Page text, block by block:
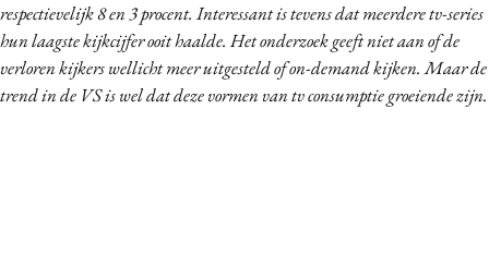
Design
Digital transformation
Diversiteit
respectievelijk 8 en 3 procent. Interessant is tevens dat meerdere tv-series
hun laagste kijkcijfer ooit haalde. Het onderzoek geeft niet aan of de
verloren kijkers wellicht meer uitgesteld of on-demand kijken. Maar de
trend in de VS is wel dat deze vormen van tv consumptie groeiende zijn.